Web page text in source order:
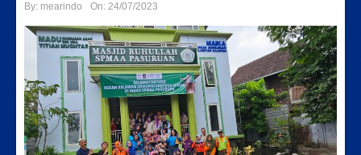
By: mearindo On: 24/07/2023